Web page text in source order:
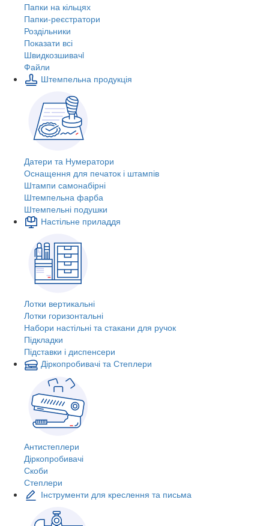
Папки на кільцях
Папки-реєстратори
Роздільники
Показати всі
Швидкозшивачi
Файли
Штемпельна продукція
Датери та Нумератори
Оснащення для печаток і штампів
Штампи самонабірні
Штемпельна фарба
Штемпельні подушки
Настільне приладдя
Лотки вертикальні
Лотки горизонтальні
Набори настільні та стакани для ручок
Підкладки
Підставки і диспенсери
Діркопробивачі та Степлери
Антистеплери
Діркопробивачі
Скоби
Степлери
Інструменти для креслення та письма